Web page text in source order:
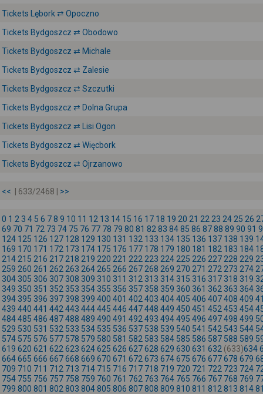
Tickets Lębork ⇄ Opoczno
Tickets Bydgoszcz ⇄ Obodowo
Tickets Bydgoszcz ⇄ Michale
Tickets Bydgoszcz ⇄ Zalesie
Tickets Bydgoszcz ⇄ Szczutki
Tickets Bydgoszcz ⇄ Dolna Grupa
Tickets Bydgoszcz ⇄ Lisi Ogon
Tickets Bydgoszcz ⇄ Więcbork
Tickets Bydgoszcz ⇄ Ojrzanowo
<< | 633/2468 | >>
0 1 2 3 4 5 6 78 9 10 11 12 13 14 15 16 17 18 19 20 21 22 23 24 25 26
69 70 71 72 73 74 75 76 77 78 79 80 81 82 83 8485 86 8788 89 90 91
124 125 126 127 128 129 130 131 132 133 134 135 136 137 138 139
169 170 171 172 173 174 175 176 177 178 179 180 181 182 183 184
214 215 216 217 218 219 220 221 222 223 224 225 226 227 228 229
259 260 261 262 263 264 265 266 267 268 269 270 271 272 273 274
304 305 306 307 308 309 310 311 312 313 314 315 316 317 318 319
349 350 351 352 353 354 355 356 357 358 359 360 361 362 363 364
394 395 396 397 398 399 400 401 402 403 404405 406 407408 409
439 440 441 442 443 444445 446 447448 449 450 451 452 453 454
484485 486 487488 489 490 491 492 493 494495 496 497498 499
529 530 531 532 533 534 535 536 537 538 539 540 541 542 543 544
574 575 576 577 578 579 580 581 582 583 584 585 586 587 588 589
619 620 621 622 623 624625 626 627628 629 630 631 632 (633)634
664665 666 667668 669 670 671 672 673 674675 676 677678 679
709 710 711 712 713 714 715 716 717 718 719 720 721 722 723 724
754 755 756 757 758 759 760 761 762 763 764 765 766 767 768 769
799 800 801 802 803 804805 806 807808 809 810 811 812 813 814